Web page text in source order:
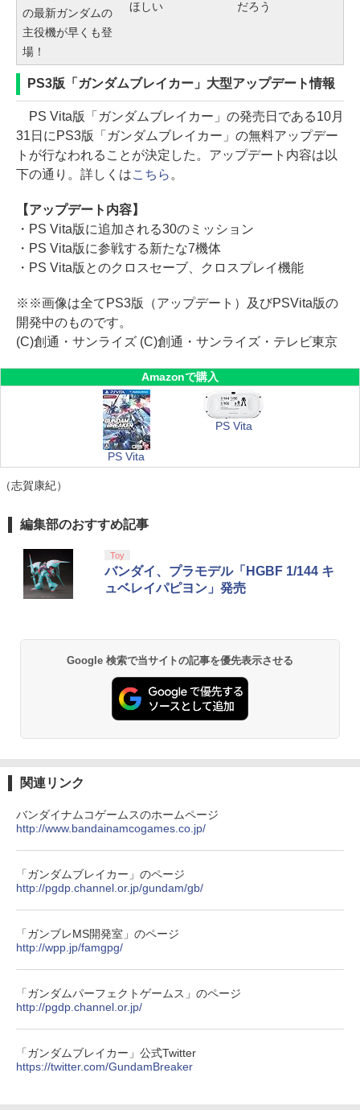
の最新ガンダムの
主役機が早くも登
場！
ほしい だろう
PS3版「ガンダムブレイカー」大型アップデート情報
PS Vita版「ガンダムブレイカー」の発売日である10月
31日にPS3版「ガンダムブレイカー」の無料アップデー
トが行なわれることが決定した。アップデート内容は以
下の通り。詳しくはこちら 。
【アップデート内容】
・PS Vita版に追加される30のミッション
・PS Vita版に参戦する新たな7機体
・PS Vita版とのクロスセーブ、クロスプレイ機能
※※画像は全てPS3版（アップデート）及びPSVita版の
開発中のものです。
(C)創通・サンライズ (C)創通・サンライズ・テレビ東京
Amazonで購入
PS Vita
PS Vita
（志賀康紀）
編集部のおすすめ記事
Toy
バンダイ、プラモデル「HGBF 1/144 キ
ュベレイパピヨン」発売
Google 検索で当サイトの記事を優先表示させる
関連リンク
バンダイナムコゲームスのホームページ
http://www.bandainamcogames.co.jp/
「ガンダムブレイカー」のページ
http://pgdp.channel.or.jp/gundam/gb/
「ガンブレMS開発室」のページ
http://wpp.jp/famgpg/
「ガンダムパーフェクトゲームス」のページ
http://pgdp.channel.or.jp/
「ガンダムブレイカー」公式Twitter
https://twitter.com/GundamBreaker